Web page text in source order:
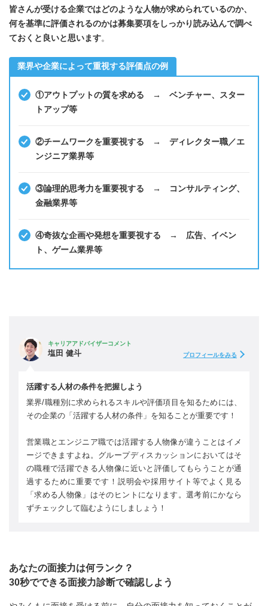
皆さんが受ける企業ではどのような人物が求められているのか、
何を基準に評価されるのかは募集要項をしっかり読み込んで調べ
ておくと良いと思います。
業界や企業によって重視する評価点の例
①アウトプットの質を求める → ベンチャー、スター
トアップ等
②チームワークを重要視する → ディレクター職／エ
ンジニア業界等
③論理的思考力を重要視する → コンサルティング、
金融業界等
④奇抜な企画や発想を重要視する → 広告、イベン
ト、ゲーム業界等
キャリアアドバイザーコメント
塩田 健斗 プロフィールをみる
活躍する人材の条件を把握しよう
業界/職種別に求められるスキルや評価項目を知るためには、
その企業の「活躍する人材の条件」を知ることが重要です！
営業職とエンジニア職では活躍する人物像が違うことはイメ
ージできますよね。グループディスカッションにおいてはそ
の職種で活躍できる人物像に近いと評価してもらうことが通
過するために重要です！説明会や採用サイト等でよく見る
「求める人物像」はそのヒントになります。選考前にかなら
ずチェックして臨むようにしましょう！
あなたの面接力は何ランク？
30秒でできる面接力診断で確認しよう